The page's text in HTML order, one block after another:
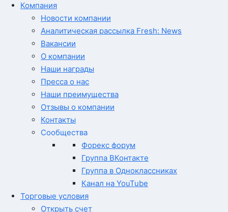
Компания
Новости компании
Аналитическая рассылка Fresh: News
Вакансии
О компании
Наши награды
Пресса о нас
Наши преимущества
Отзывы о компании
Контакты
Сообщества
Форекс форум
Группа ВКонтакте
Группа в Одноклассниках
Канал на YouTube
Торговые условия
Открыть счет